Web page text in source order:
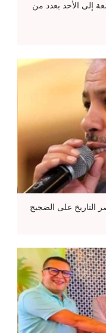
إلى الأحد بعدد من
التاريخ على الضجيج